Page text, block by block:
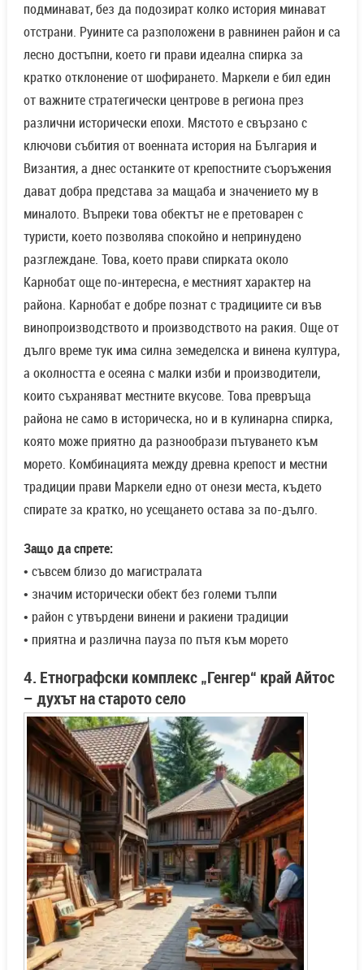
подминават, без да подозират колко история минават
отстрани. Руините са разположени в равнинен район и са
лесно достъпни, което ги прави идеална спирка за
кратко отклонение от шофирането. Маркели е бил един
от важните стратегически центрове в региона през
различни исторически епохи. Мястото е свързано с
ключови събития от военната история на България и
Византия, а днес останките от крепостните съоръжения
дават добра представа за мащаба и значението му в
миналото. Въпреки това обектът не е претоварен с
туристи, което позволява спокойно и непринудено
разглеждане. Това, което прави спирката около
Карнобат още по-интересна, е местният характер на
района. Карнобат е добре познат с традициите си във
винопроизводството и производството на ракия. Още от
дълго време тук има силна земеделска и винена култура,
а околността е осеяна с малки изби и производители,
които съхраняват местните вкусове. Това превръща
района не само в историческа, но и в кулинарна спирка,
която може приятно да разнообрази пътуването към
морето. Комбинацията между древна крепост и местни
традиции прави Маркели едно от онези места, където
спирате за кратко, но усещането остава за по-дълго.
Защо да спрете:
• съвсем близо до магистралата
• значим исторически обект без големи тълпи
• район с утвърдени винени и ракиени традиции
• приятна и различна пауза по пътя към морето
4. Етнографски комплекс „Генгер“ край Айтос
– духът на старото село